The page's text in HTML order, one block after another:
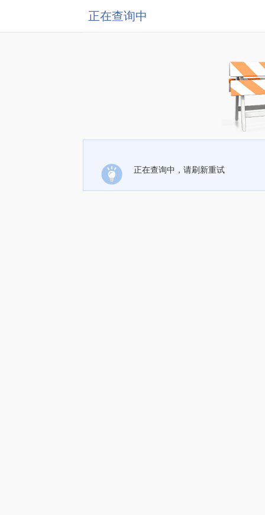
正在查询中
正在查询中，请刷新重试